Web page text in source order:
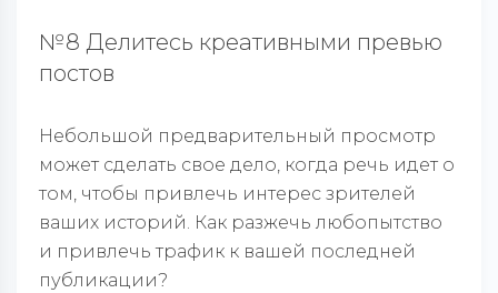
№8 Делитесь креативными превью
постов
Небольшой предварительный просмотр
может сделать свое дело, когда речь идет о
том, чтобы привлечь интерес зрителей
ваших историй. Как разжечь любопытство
и привлечь трафик к вашей последней
публикации?